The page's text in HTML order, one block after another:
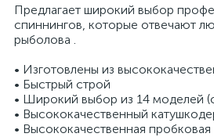
Предлагает широкий выбор
спиннингов, которые отвечают
рыболова .
• Изготовлены из
• Быстрый строй
• Широкий выбор из 14 моделей
• Высококачественный
• Высококачественная пробковая